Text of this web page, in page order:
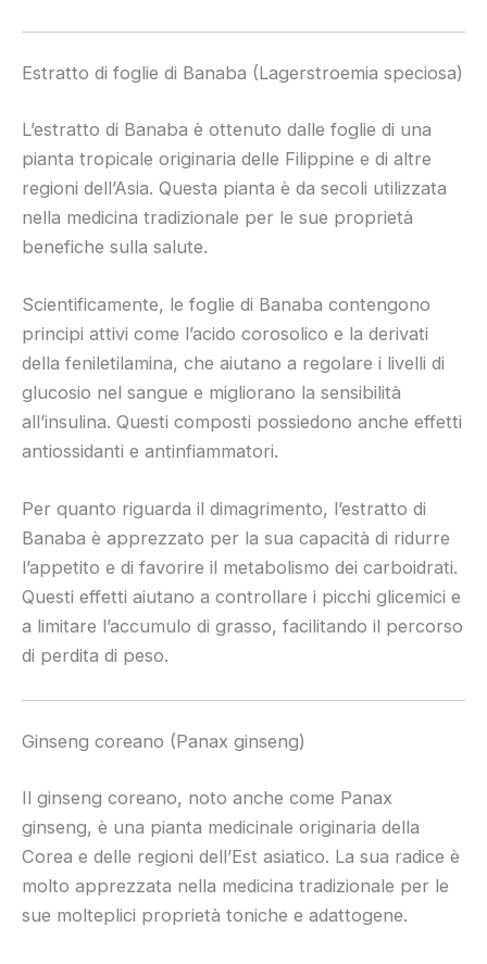
Estratto di foglie di Banaba (Lagerstroemia speciosa)
L’estratto di Banaba è ottenuto dalle foglie di una
pianta tropicale originaria delle Filippine e di altre
regioni dell’Asia. Questa pianta è da secoli utilizzata
nella medicina tradizionale per le sue proprietà
benefiche sulla salute.
Scientificamente, le foglie di Banaba contengono
principi attivi come l’acido corosolico e la derivati
della feniletilamina, che aiutano a regolare i livelli di
glucosio nel sangue e migliorano la sensibilità
all’insulina. Questi composti possiedono anche effetti
antiossidanti e antinfiammatori.
Per quanto riguarda il dimagrimento, l’estratto di
Banaba è apprezzato per la sua capacità di ridurre
l’appetito e di favorire il metabolismo dei carboidrati.
Questi effetti aiutano a controllare i picchi glicemici e
a limitare l’accumulo di grasso, facilitando il percorso
di perdita di peso.
Ginseng coreano (Panax ginseng)
Il ginseng coreano, noto anche come Panax
ginseng, è una pianta medicinale originaria della
Corea e delle regioni dell’Est asiatico. La sua radice è
molto apprezzata nella medicina tradizionale per le
sue molteplici proprietà toniche e adattogene.